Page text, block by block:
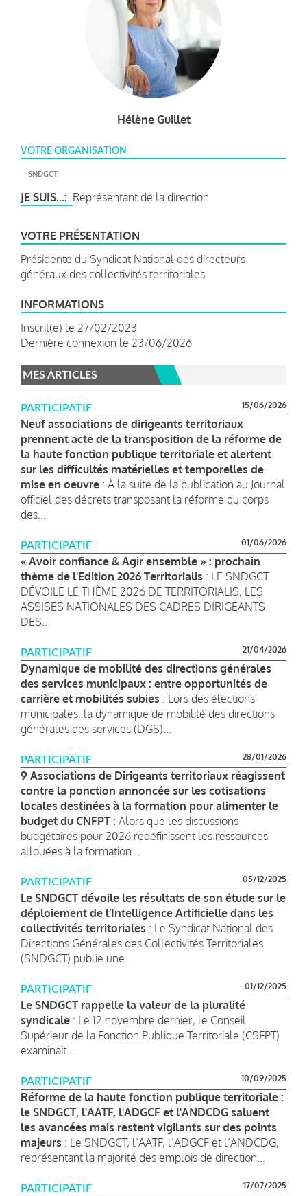
Hélène Guillet
VOTRE ORGANISATION
SNDGCT
JE SUIS... Représentant de la direction
VOTRE PRÉSENTATION
Présidente du Syndicat National des directeurs
généraux des collectivités territoriales
INFORMATIONS
Inscrit(e) le 27/02/2023
Dernière connexion le 23/06/2026
MES ARTICLES
PARTICIPATIF 15/06/2026
Neuf associations de dirigeants territoriaux
prennent acte de la transposition de la réforme de
la haute fonction publique territoriale et alertent
sur les difficultés matérielles et temporelles de
mise en oeuvre : À la suite de la publication au Journal
officiel des décrets transposant la réforme du corps
des...
PARTICIPATIF 01/06/2026
« Avoir confiance & Agir ensemble » : prochain
thème de l'Edition 2026 Territorialis : LE SNDGCT
DÉVOILE LE THÈME 2026 DE TERRITORIALIS, LES
ASSISES NATIONALES DES CADRES DIRIGEANTS
DES...
PARTICIPATIF 21/04/2026
Dynamique de mobilité des directions générales
des services municipaux : entre opportunités de
carrière et mobilités subies : Lors des élections
municipales, la dynamique de mobilité des directions
générales des services (DGS)...
PARTICIPATIF 28/01/2026
9 Associations de Dirigeants territoriaux réagissent
contre la ponction annoncée sur les cotisations
locales destinées à la formation pour alimenter le
budget du CNFPT : Alors que les discussions
budgétaires pour 2026 redéfinissent les ressources
allouées à la formation...
PARTICIPATIF 05/12/2025
Le SNDGCT dévoile les résultats de son étude sur le
déploiement de l’Intelligence Artificielle dans les
collectivités territoriales : Le Syndicat National des
Directions Générales des Collectivités Territoriales
(SNDGCT) publie une...
PARTICIPATIF 01/12/2025
Le SNDGCT rappelle la valeur de la pluralité
syndicale : Le 12 novembre dernier, le Conseil
Supérieur de la Fonction Publique Territoriale (CSFPT)
examinait...
PARTICIPATIF 10/09/2025
Réforme de la haute fonction publique territoriale :
le SNDGCT, l'AATF, l'ADGCF et l'ANDCDG saluent
les avancées mais restent vigilants sur des points
majeurs : Le SNDGCT, l’AATF, l’ADGCF et l’ANDCDG,
représentant la majorité des emplois de direction...
PARTICIPATIF 17/07/2025